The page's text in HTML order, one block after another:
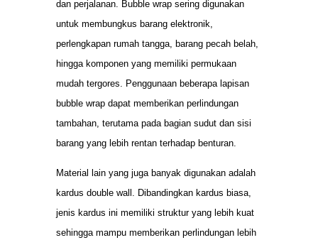
dan perjalanan. Bubble wrap sering digunakan
untuk membungkus barang elektronik,
perlengkapan rumah tangga, barang pecah belah,
hingga komponen yang memiliki permukaan
mudah tergores. Penggunaan beberapa lapisan
bubble wrap dapat memberikan perlindungan
tambahan, terutama pada bagian sudut dan sisi
barang yang lebih rentan terhadap benturan.
Material lain yang juga banyak digunakan adalah
kardus double wall. Dibandingkan kardus biasa,
jenis kardus ini memiliki struktur yang lebih kuat
sehingga mampu memberikan perlindungan lebih